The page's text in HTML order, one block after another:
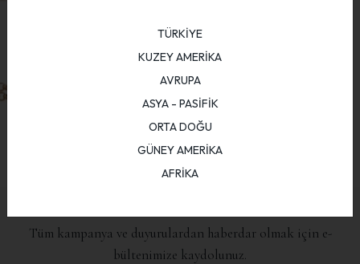
Tüm kampanya ve duyurulardan haberdar olmak için e-
bültenimize kaydolunuz.
TÜRKİYE
KUZEY AMERİKA
AVRUPA
ASYA - PASİFİK
ORTA DOĞU
GÜNEY AMERİKA
AFRİKA